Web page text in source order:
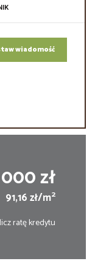
wiadomość
zł
91,16 zł/m2
ratę kredytu